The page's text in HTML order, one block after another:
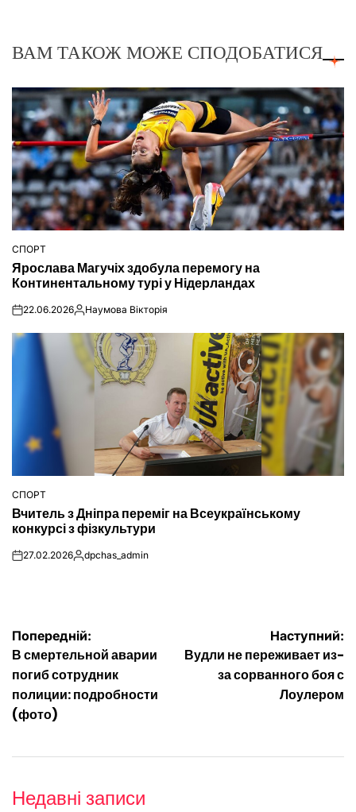
ВАМ ТАКОЖ МОЖЕ СПОДОБАТИСЯ
ОПУБЛІКУВАТИ
У
СПОРТ
Ярослава Магучіх здобула перемогу на
Континентальному турі у Нідерландах
on22.06.2026Опубліковано
Наумова Вікторія
ОПУБЛІКУВАТИ
У
СПОРТ
Вчитель з Дніпра переміг на Всеукраїнському
конкурсі з фізкультури
on27.02.2026Опубліковано
dpchas_admin
Навігація
записів
Попередній:
В смертельной аварии
погиб сотрудник
полиции: подробности
(фото)
Наступний:
Вудли не переживает из-
за сорванного боя с
Лоулером
Недавні записи